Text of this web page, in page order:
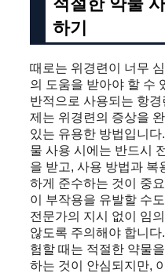
하기
때로는 위경련이 너무
의 도움을 받아야 할 수
반적으로 사용되는 항
제는 위경련의 증상을
있는 유용한 방법입니다
물 사용 시에는 반드시
을 받고, 사용 방법과 복
하게 준수하는 것이 중
이 부작용을 유발할 수
전문가의 지시 없이 임
않도록 주의해야 합니다
험할 때는 적절한 약물
하는 것이 안심되지만,